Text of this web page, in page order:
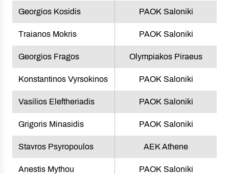
Georgios Kosidis PAOK Saloniki
Traianos Mokris PAOK Saloniki
Georgios Fragos Olympiakos Piraeus
Konstantinos Vyrsokinos PAOK Saloniki
Vasilios Eleftheriadis PAOK Saloniki
Grigoris Minasidis PAOK Saloniki
Stavros Psyropoulos AEK Athene
Anestis Mythou PAOK Saloniki